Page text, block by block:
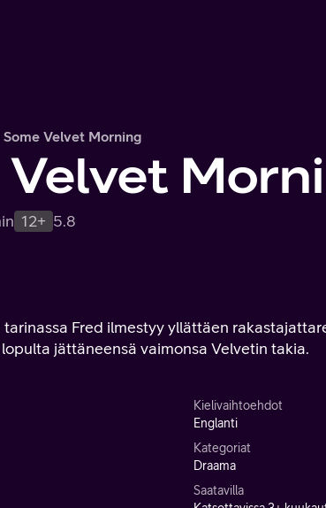
Some Velvet Morning
Velvet
12+ 5.8
tarinassa Fred ilmestyy yllättäen
jättäneensä vaimonsa Velvetin takia.
Kielivaihtoehdot
Englanti
Kategoriat
Draama
Saatavilla